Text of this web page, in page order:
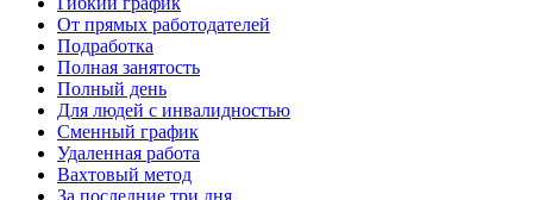
От прямых работодателей
Подработка
Полная занятость
Полный день
Для людей с инвалидностью
Сменный график
Удаленная работа
Вахтовый метод
За последние три дня